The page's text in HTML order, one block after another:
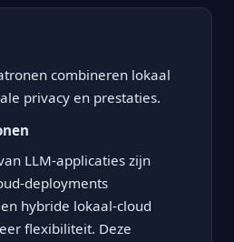
combineren lokaal
privacy en prestaties.
LLM-applicaties zijn
deployments
hybride lokaal-cloud
flexibiliteit. Deze